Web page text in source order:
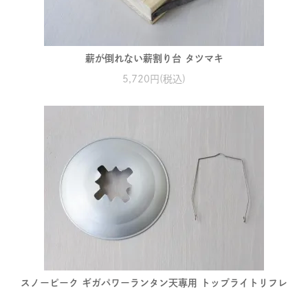
薪が倒れない薪割り台 タツマキ
5,720円(税込)
スノーピーク ギガパワーランタン天専用 トップライトリフレ